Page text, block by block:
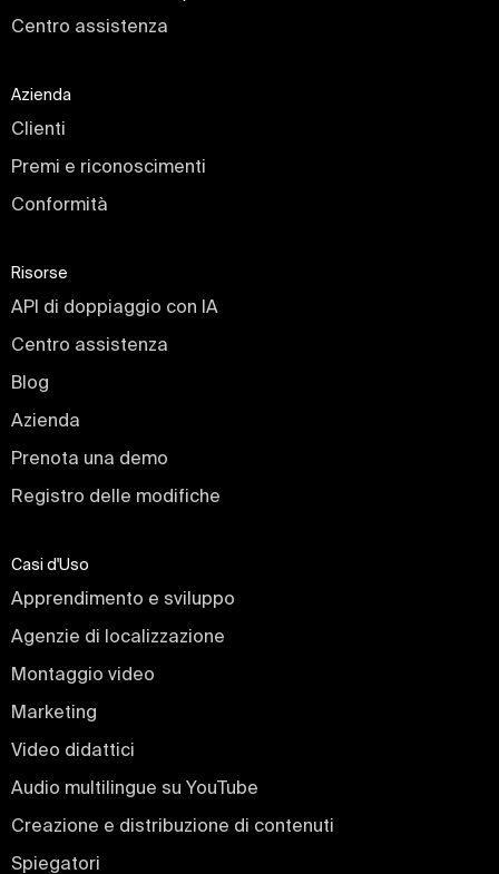
Centro assistenza
Azienda
Clienti
Premi e riconoscimenti
Conformità
Risorse
API di doppiaggio con IA
Centro assistenza
Blog
Azienda
Prenota una demo
Registro delle modifiche
Casi d'Uso
Apprendimento e sviluppo
Agenzie di localizzazione
Montaggio video
Marketing
Video didattici
Audio multilingue su YouTube
Creazione e distribuzione di contenuti
Spiegatori